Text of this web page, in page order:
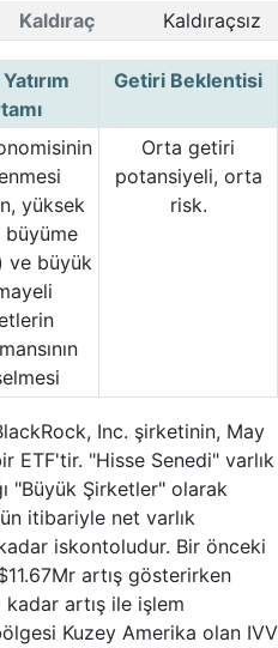
Kaldıraç Kaldıraçsız
Getiri Beklentisi
yüksek
büyüme
ve büyük
Orta getiri
potansiyeli, orta
risk.
Inc. şirketinin, May
ETF'tir. "Hisse Senedi" varlık
"Büyük Şirketler" olarak
itibariyle net varlık
iskontoludur. Bir önceki
artış gösterirken
artış ile işlem
Kuzey Amerika olan IVV